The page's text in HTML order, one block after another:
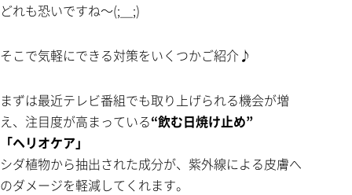
どれも恐いですね～(;＿;)
そこで気軽にできる対策をいくつかご紹介♪
まずは最近テレビ番組でも取り上げられる機会が増
え、注目度が高まっている“飲む日焼け止め”
「ヘリオケア」
シダ植物から抽出された成分が、紫外線による皮膚へ
のダメージを軽減してくれます。